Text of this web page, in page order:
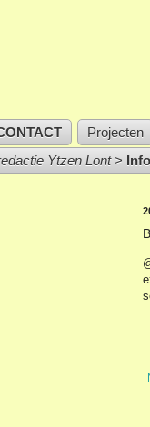
Projecten
Ytzen Lont> Info